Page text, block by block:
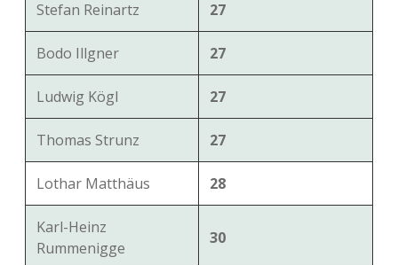
Stefan Reinartz 27
Bodo Illgner 27
Ludwig Kögl 27
Thomas Strunz 27
Lothar Matthäus 28
Karl-Heinz
Rummenigge
30